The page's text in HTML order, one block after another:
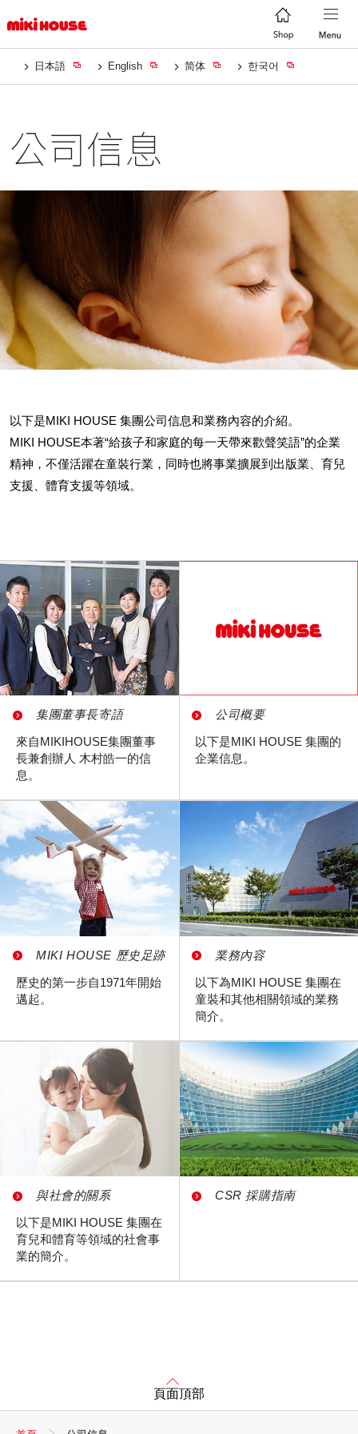
日本語 English 简体 한국어
公司信息
以下是MIKI HOUSE 集團公司信息和業務內容的介紹。
MIKI HOUSE本著“給孩子和家庭的每一天帶來歡聲笑語”的企業
精神，不僅活躍在童裝行業，同時也將事業擴展到出版業、育兒
支援、體育支援等領域。
集團董事長寄語
來自MIKIHOUSE集團董事
長兼創辦人 木村皓一的信
息。
公司概要
以下是MIKI HOUSE 集團的
企業信息。
MIKI HOUSE 歷史足跡
歷史的第一步自1971年開始
邁起。
業務內容
以下為MIKI HOUSE 集團在
童裝和其他相關領域的業務
簡介。
與社會的關系
以下是MIKI HOUSE 集團在
育兒和體育等領域的社會事
業的簡介。
CSR 採購指南
頁面頂部